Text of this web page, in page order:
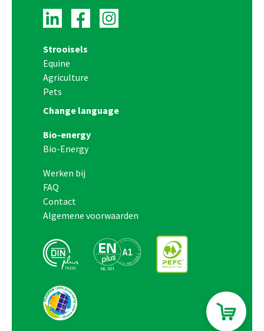
Strooisels
Equine
Agriculture
Pets
Change language
Bio-energy
Bio-Energy
Werken bij
FAQ
Contact
Algemene voorwaarden